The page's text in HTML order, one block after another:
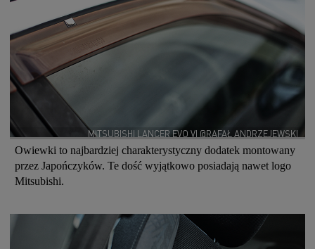
MITSUBISHI LANCER EVO VI @RAFAŁ ANDRZEJEWSKI
Owiewki to najbardziej charakterystyczny dodatek montowany
przez Japończyków. Te dość wyjątkowo posiadają nawet logo
Mitsubishi.